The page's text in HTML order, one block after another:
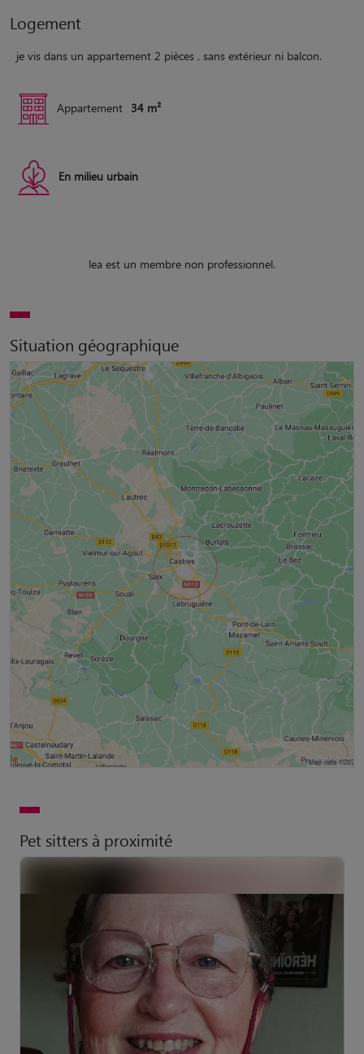
Logement
je vis dans un appartement 2 pièces , sans extérieur ni balcon.
Appartement 34 m²
En milieu urbain
lea est un membre non professionnel.
Situation géographique
Pet sitters à proximité